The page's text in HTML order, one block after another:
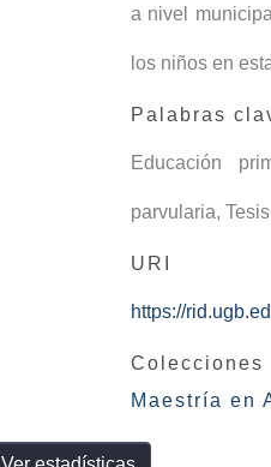
a nivel
los niños en
Palabras
Educación
parvularia,
URI
https://
Colecciones
Maestría en